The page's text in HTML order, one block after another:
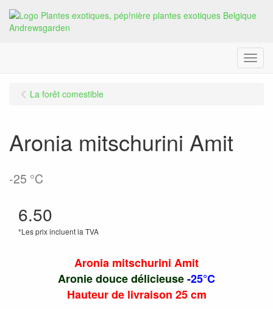
Menu
La forêt comestible
Aronia mitschurini Amit
-25 °C
6.50
*Les prix incluent la TVA
Aronia mitschurini Amit
Aronie douce délicieuse-25°C
Hauteur de livraison 25 cm